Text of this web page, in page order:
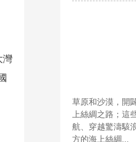
灣
草原和沙漠，開
上絲綢之路；這
航、穿越驚濤駭
方的海上絲綢...